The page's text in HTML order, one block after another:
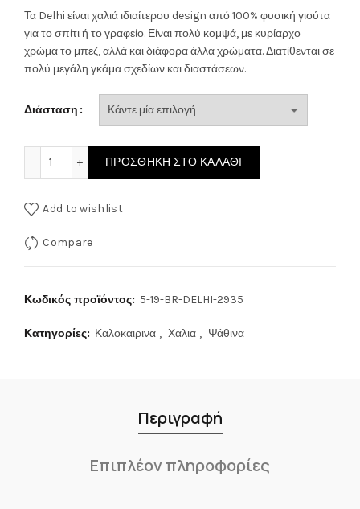
range:
57.80€
160.60€
Τα Delhi είναι χαλιά ιδιαίτερου design από 100% φυσική γιούτα
για το σπίτι ή το γραφείο. Είναι πολύ κομψά, με κυρίαρχο
χρώμα το μπεζ, αλλά και διάφορα άλλα χρώματα. Διατίθενται σε
πολύ μεγάλη γκάμα σχεδίων και διαστάσεων.
Διάσταση
ΠΡΟΣΘΉΚΗ ΣΤΟ ΚΑΛΆΘΙ
Add to wishlist
Compare
Κωδικός προϊόντος: 5-19-BR-DELHI-2935
Κατηγορίες: Καλοκαιρινα , Χαλια , Ψάθινα
Περιγραφή
Επιπλέον πληροφορίες